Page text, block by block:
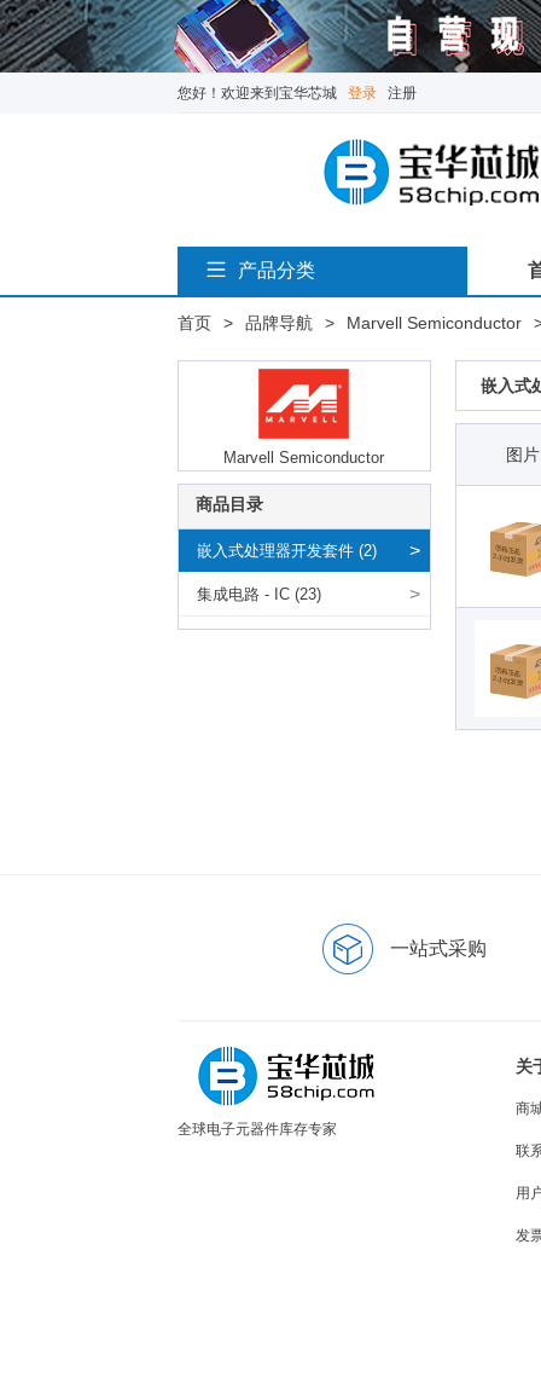
您好！欢迎来到宝华芯城 登录 注册
产品分类
首页 > 品牌导航 > Marvell Semiconductor
Marvell Semiconductor
商品目录
嵌入式处理器开发套件 (2) >
集成电路 - IC (23) >
嵌入式
图片
一站式采购
全球电子元器件库存专家
关
商
联
用
发